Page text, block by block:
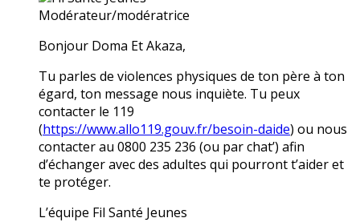
Modérateur/modératrice
Bonjour Doma Et Akaza,
Tu parles de violences physiques de ton père à ton
égard, ton message nous inquiète. Tu peux
contacter le 119
(https://www.allo119.gouv.fr/besoin-daide) ou nous
contacter au 0800 235 236 (ou par chat’) afin
d’échanger avec des adultes qui pourront t’aider et
te protéger.
L’équipe Fil Santé Jeunes